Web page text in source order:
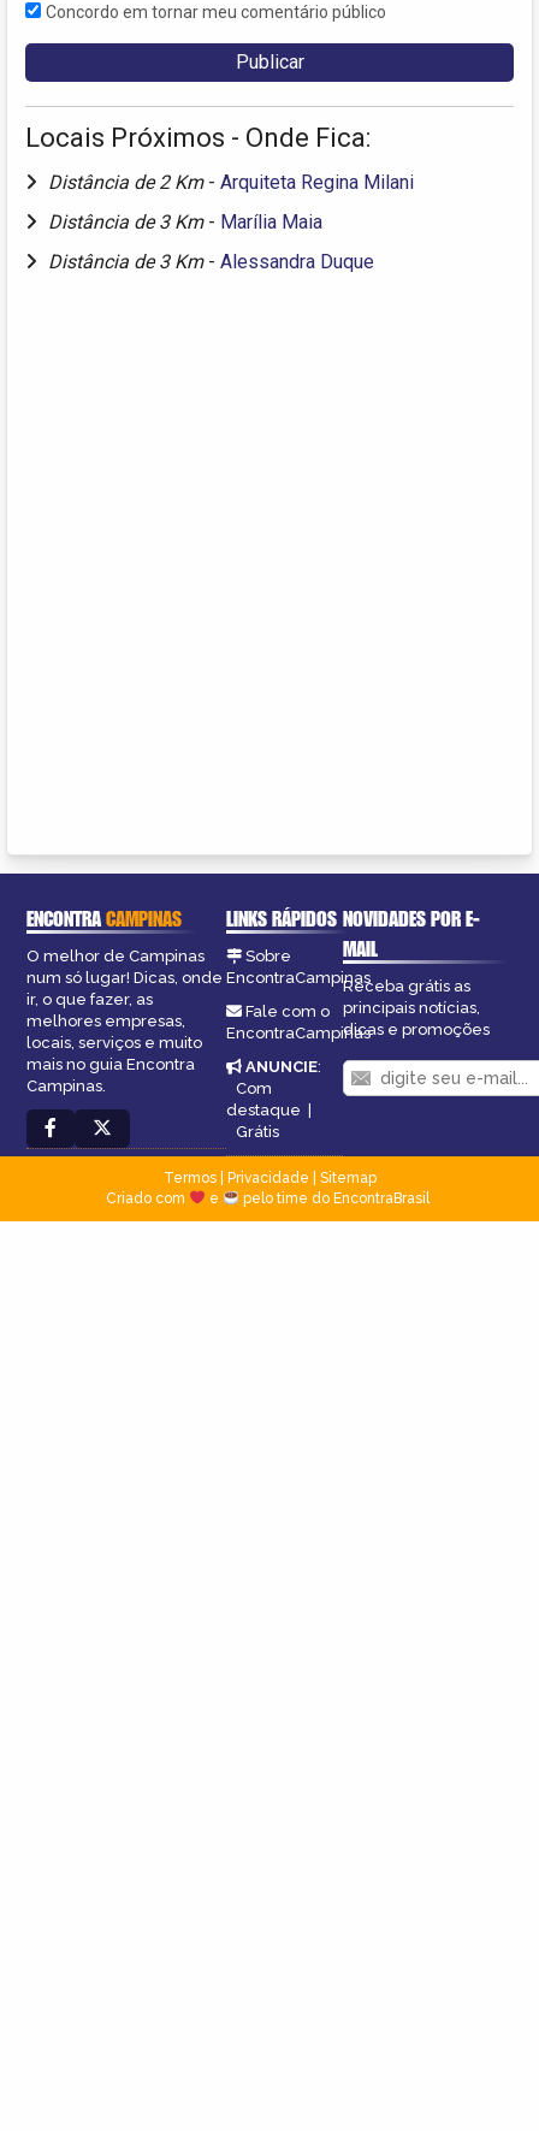
Concordo em tornar meu comentário público
Locais Próximos - Onde Fica:
Distância de 2 Km - Arquiteta Regina Milani
Distância de 3 Km - Marília Maia
Distância de 3 Km - Alessandra Duque
ENCONTRACAMPINAS
O melhor de Campinas
num só lugar! Dicas, onde
ir, o que fazer, as
melhores empresas,
locais, serviços e muito
mais no guia Encontra
Campinas.
LINKS RÁPIDOS
Sobre
EncontraCampinas
Fale com o
EncontraCampinas
ANUNCIE:
Com
destaque |
Grátis
NOVIDADES POR E-
MAIL
Receba grátis as
principais notícias,
dicas e promoções
Termos| Privacidade
Sitemap
Criado com
e pelo time do EncontraBrasil